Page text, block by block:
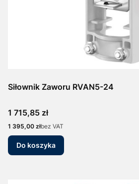
Siłownik Zaworu RVAN5-24
Cena
1 715,85 zł
Cena
1 395,00 złbez VAT
Do koszyka